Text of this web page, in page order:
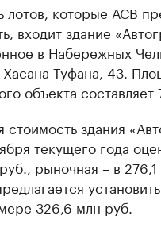
лотов, которые АСВ
входит здание
в Набережных
Туфана, 43.
объекта составляет
стоимость здания
текущего года
рыночная – в
326,6 млн руб.